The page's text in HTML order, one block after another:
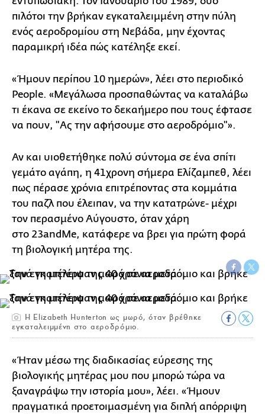
πιλότοι την βρήκαν εγκαταλειμμένη στην πύλη
ενός αεροδρομίου στη Νεβάδα, μην έχοντας
παραμικρή ιδέα πώς κατέληξε εκεί.
«Ήμουν περίπου 10 ημερών», λέει στο περιοδικό
People. «Μεγάλωσα προσπαθώντας να καταλάβω
τι έκανα σε εκείνο το δεκαήμερο που τους έφτασε
να πουν, "Ας την αφήσουμε στο αεροδρόμιο"».
Αν και υιοθετήθηκε πολύ σύντομα σε ένα σπίτι
γεμάτο αγάπη, η 41χρονη σήμερα Ελίζαμπεθ, λέει
πως πέρασε χρόνια επιτρέποντας στα κομμάτια
του παζλ που έλειπαν, να την κατατρώνε- μέχρι
τον περασμένο Αύγουστο, όταν χάρη
στο 23andMe, κατάφερε να βρει για πρώτη φορά
τη βιολογική μητέρα της.
Η Elizabeth Hunterton ως μωρό, όταν βρέθηκε
εγκαταλειμμένη στο αεροδρόμιο.
«Ήταν μέσω της διαδικασίας εύρεσης της
βιολογικής μητέρας μου που μπορώ τώρα να
ξαναγράψω την ιστορία μου», λέει. «Ήμουν
πραγματικά προετοιμασμένη για διπλή απόρριψη